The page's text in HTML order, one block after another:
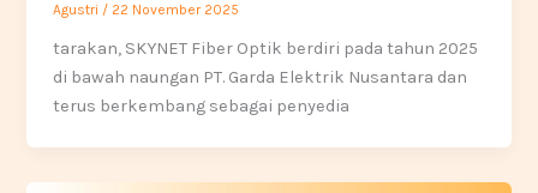
Agustri / 22 November 2025
tarakan, SKYNET Fiber Optik berdiri pada tahun 2025
di bawah naungan PT. Garda Elektrik Nusantara dan
terus berkembang sebagai penyedia